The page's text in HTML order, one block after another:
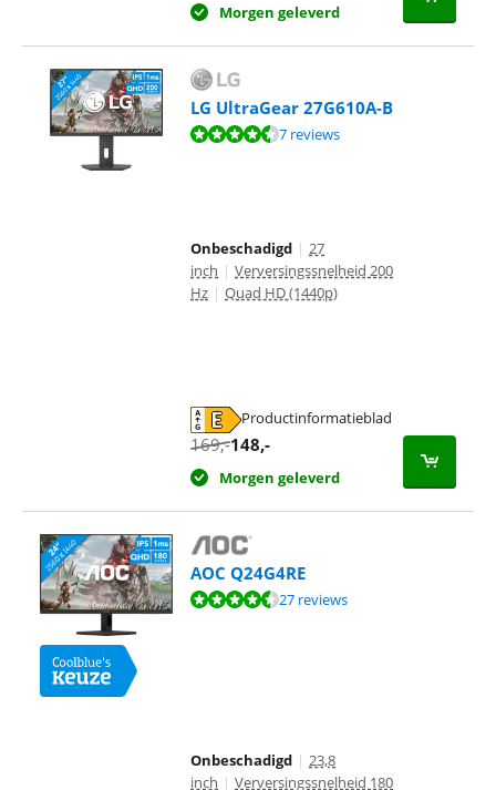
Morgen geleverd
LG UltraGear 27G610A-B
Beoordeling is 9,2 van de 10, gebaseerd op 7 reviews.
7 reviews
Onbeschadigd | 27
inch | Verversingssnelheid 200
Hz | Quad HD (1440p)
Productinformatieblad
169,-148,-
Morgen geleverd
AOC Q24G4RE
Beoordeling is 9,4 van de 10, gebaseerd op 27 reviews.
27 reviews
Onbeschadigd | 23,8
inch | Verversingssnelheid 180